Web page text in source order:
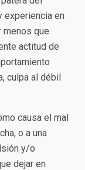
experiencia en
menos que
actitud de
culpa al débil
causa el mal
o a una
y/o
dejar en